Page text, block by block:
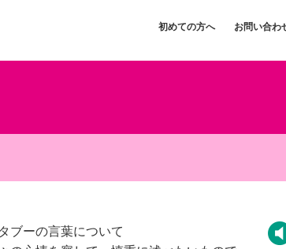
初めての方へ お問い合わ
ブーの言葉について